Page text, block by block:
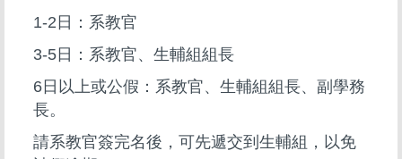
1-2日：系教官
3-5日：系教官、生輔組組長
6日以上或公假：系教官、生輔組組長、副學務
長。
請系教官簽完名後，可先遞交到生輔組，以免